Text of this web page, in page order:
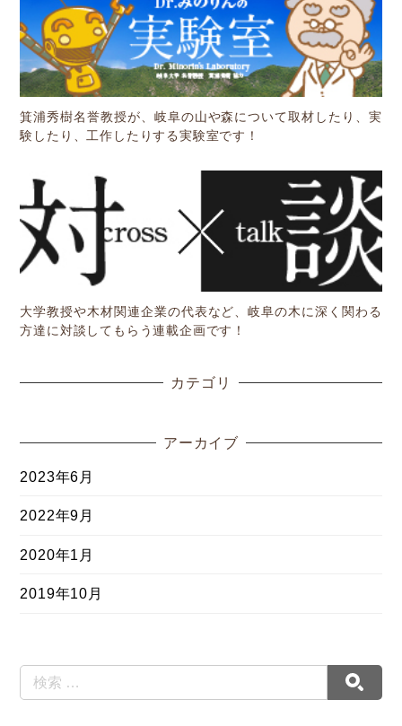
箕浦秀樹名誉教授が、岐阜の山や森について取材したり、実
験したり、工作したりする実験室です！
大学教授や木材関連企業の代表など、岐阜の木に深く関わる
方達に対談してもらう連載企画です！
カテゴリ
アーカイブ
2023年6月
2022年9月
2020年1月
2019年10月